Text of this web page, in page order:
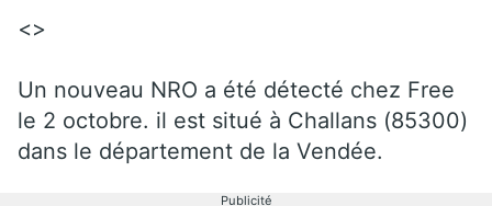
<>
Un nouveau NRO a été détecté chez Free
le 2 octobre. il est situé à Challans (85300)
dans le département de la Vendée.
Publicité